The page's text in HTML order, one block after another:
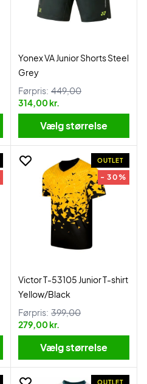
Yonex VA Junior Shorts Steel
Grey
Førpris: 449,00
314,00 kr.
Vælg størrelse
OUTLET
- 30%
Victor T-53105 Junior T-shirt
Yellow/Black
Førpris: 399,00
279,00 kr.
Vælg størrelse
OUTLET